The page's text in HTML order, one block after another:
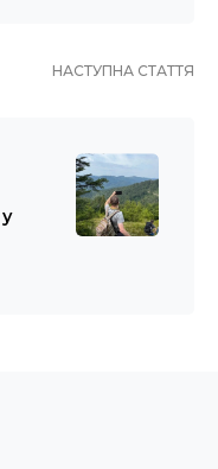
НАСТУПНА СТАТТЯ